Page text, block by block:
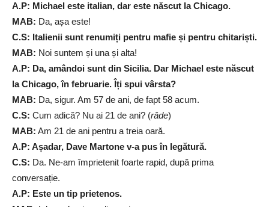
A.P: Michael este italian, dar este născut la Chicago.
MAB: Da, așa este!
C.S: Italienii sunt renumiți pentru mafie și pentru chitariști.
MAB: Noi suntem și una și alta!
A.P: Da, amândoi sunt din Sicilia. Dar Michael este născut
la Chicago, în februarie. Îți spui vârsta?
MAB: Da, sigur. Am 57 de ani, de fapt 58 acum.
C.S: Cum adică? Nu ai 21 de ani? (râde)
MAB: Am 21 de ani pentru a treia oară.
A.P: Așadar, Dave Martone v-a pus în legătură.
C.S: Da. Ne-am împrietenit foarte rapid, după prima
conversație.
A.P: Este un tip prietenos.